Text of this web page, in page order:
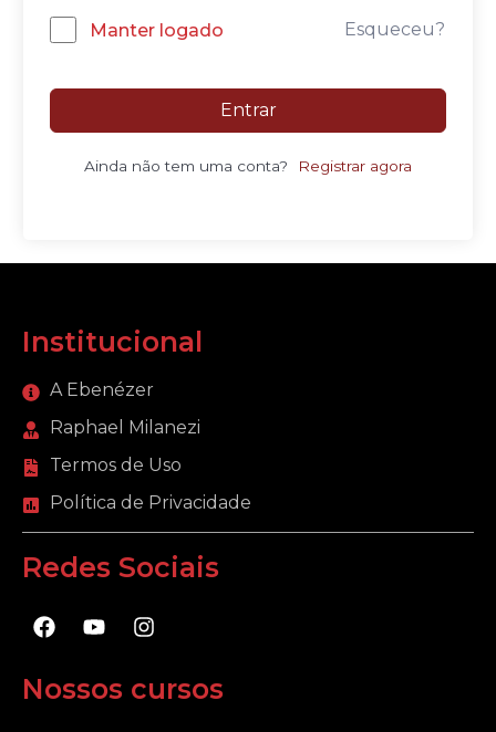
Manter logado Esqueceu?
Entrar
Ainda não tem uma conta? Registrar agora
Institucional
A Ebenézer
Raphael Milanezi
Termos de Uso
Política de Privacidade
Redes Sociais
F
a
e
b
Y
o
t
u
I
n
t
a
Nossos cursos